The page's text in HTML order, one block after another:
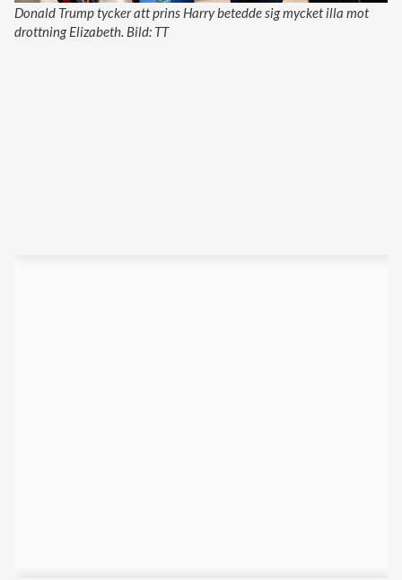
Donald Trump tycker att prins Harry betedde sig mycket illa mot
drottning Elizabeth. Bild: TT